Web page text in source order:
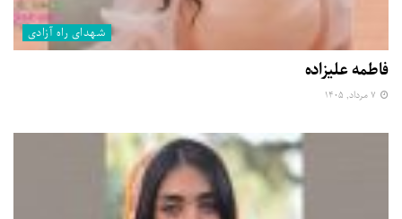
شهدای راه آزادی
فاطمه علیزاده